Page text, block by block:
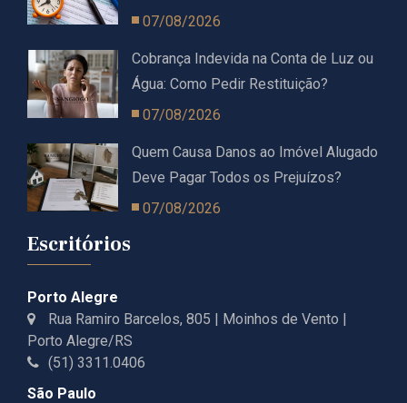
07/08/2026
Cobrança Indevida na Conta de Luz ou
Água: Como Pedir Restituição?
07/08/2026
Quem Causa Danos ao Imóvel Alugado
Deve Pagar Todos os Prejuízos?
07/08/2026
Escritórios
Porto Alegre
Rua Ramiro Barcelos, 805 | Moinhos de Vento |
Porto Alegre/RS
(51) 3311.0406
São Paulo